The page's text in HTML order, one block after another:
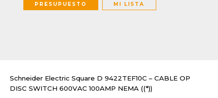
PRESUPUESTO MI LISTA
Schneider Electric Square D 9422TEF10C – CABLE OP
DISC SWITCH 600VAC 100AMP NEMA ((*))